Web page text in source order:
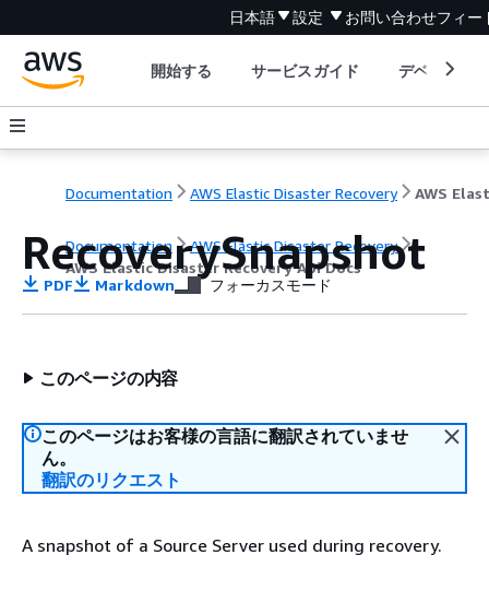
日本語 設定 お問い合わせフィー
開始する サービスガイド デベロッパ
Documentation AWS Elastic Disaster Recovery
Documentation
AWS Elastic Disaster Recovery
AWS Elastic Disaster Recovery Api Docs
RecoverySnapshot
PDF Markdown フォーカスモード
このページの内容
このページはお客様の言語に翻訳されていませ
ん。
翻訳のリクエスト
A snapshot of a Source Server used during recovery.